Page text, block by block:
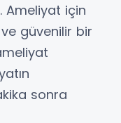
Ameliyat için
ve güvenilir bir
sonra